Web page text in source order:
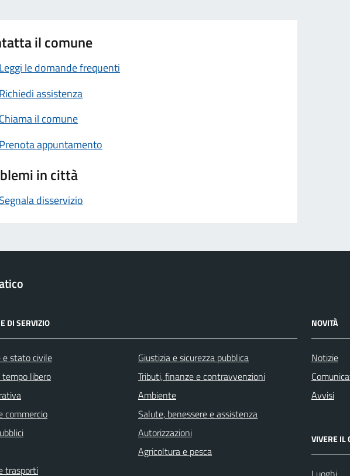
il comune
Leggi le domande frequenti
Richiedi assistenza
Chiama il comune
Prenota appuntamento
in città
Segnala disservizio
DI SERVIZIO
e stato civile
libero
commercio
trasporti
Giustizia e sicurezza pubblica
Tributi, finanze e contravvenzioni
Ambiente
Salute, benessere e assistenza
Autorizzazioni
Agricoltura e pesca
NOVITÀ
Notizie
Avvisi
VIVERE IL